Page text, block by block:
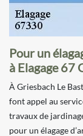
Pour un
à Elagage 67
À Griesbach Le
font appel au
travaux de
pour un élagage